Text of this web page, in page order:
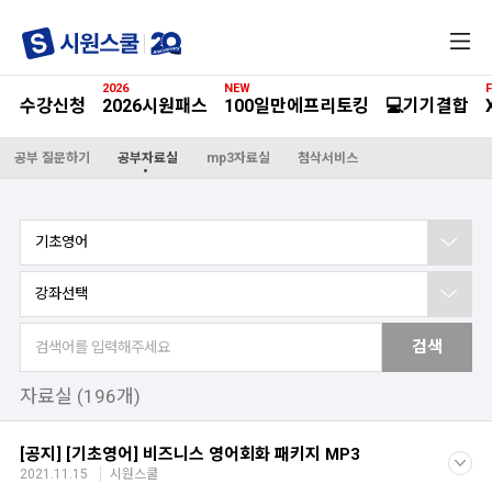
메
수강신청 2026시원패스
2026
100일만에프리토킹
NEW
💻기기결합
공부 질문하기 공부자료실 mp3자료실 첨삭서비스
기초영어
강좌선택
검색
자료실 (196개)
[공지] [기초영어] 비즈니스 영어회화 패키지 MP3
2021.11.15 시원스쿨